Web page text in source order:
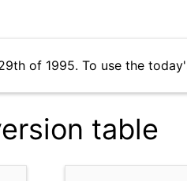
of 1995. To use the
table